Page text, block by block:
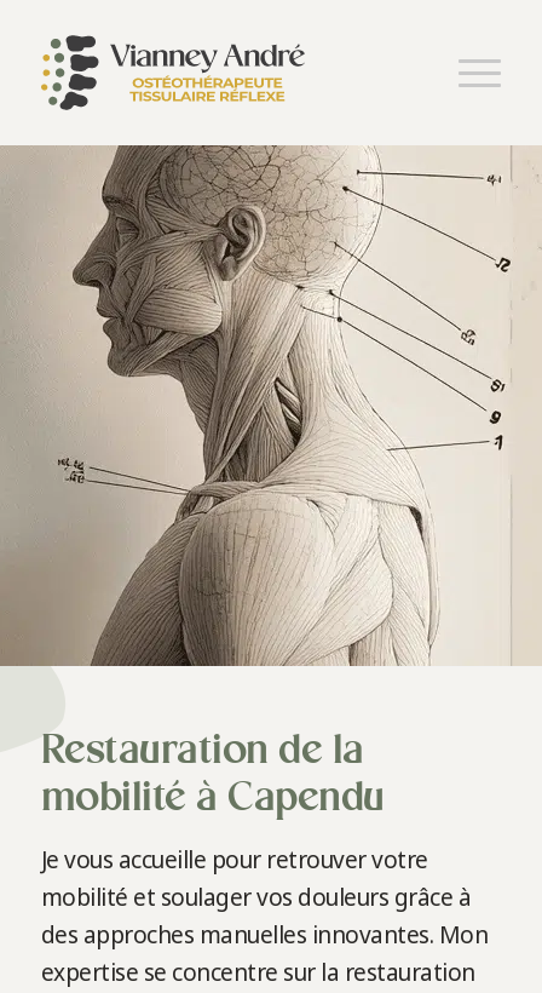
Restauration de la
mobilité à Capendu
Je vous accueille pour retrouver votre
mobilité et soulager vos douleurs grâce à
des approches manuelles innovantes. Mon
expertise se concentre sur la restauration